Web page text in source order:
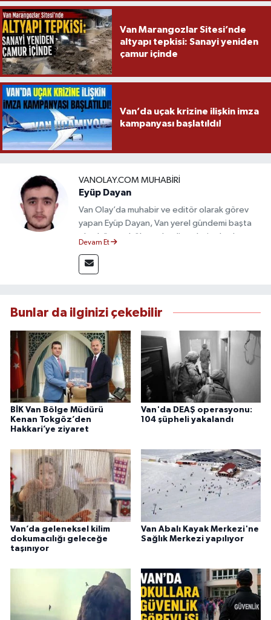
Van Marangozlar Sitesi’nde
altyapı tepkisi: Sanayi yeniden
çamur içinde
Van’da uçak krizine ilişkin imza
kampanyası başlatıldı!
VANOLAY.COM MUHABIRI
Eyüp Dayan
Van Olay’da muhabir ve editör olarak görev
yapan Eyüp Dayan, Van yerel gündemi başta
olmak üzere bölgesel gelişmeleri sahadan
deneyimiyle doğruluk, tarafsızlık ve etik ilkeleri
esas alan Dayan, güvenilir kaynaklara dayalı
Devam Et
Bunlar da ilginizi çekebilir
BİK Van Bölge Müdürü
Kenan Tokgöz’den
Hakkari’ye ziyaret
Van'da DEAŞ operasyonu:
104 şüpheli yakalandı
Van’da geleneksel kilim
dokumacılığı geleceğe
taşınıyor
Van Abalı Kayak Merkezi'ne
Sağlık Merkezi yapılıyor